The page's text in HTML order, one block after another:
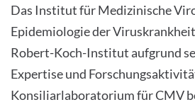
Das Institut für Medizinische
Epidemiologie der
Robert-Koch-Institut aufgrund
Expertise und
Konsiliarlaboratorium für CMV